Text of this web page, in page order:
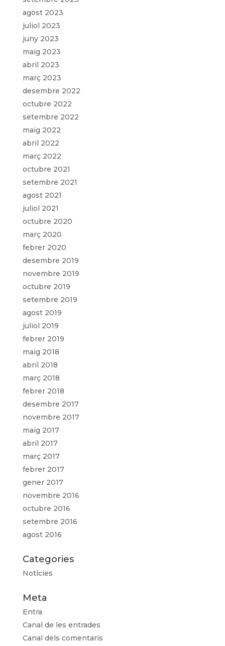
agost 2023
juliol 2023
juny 2023
maig 2023
abril 2023
març 2023
desembre 2022
octubre 2022
setembre 2022
maig 2022
abril 2022
març 2022
octubre 2021
setembre 2021
agost 2021
juliol 2021
octubre 2020
març 2020
febrer 2020
desembre 2019
novembre 2019
octubre 2019
setembre 2019
agost 2019
juliol 2019
febrer 2019
maig 2018
abril 2018
març 2018
febrer 2018
desembre 2017
novembre 2017
maig 2017
abril 2017
març 2017
febrer 2017
gener 2017
novembre 2016
octubre 2016
setembre 2016
agost 2016
Categories
Notícies
Meta
Entra
Canal de les entrades
Canal dels comentaris